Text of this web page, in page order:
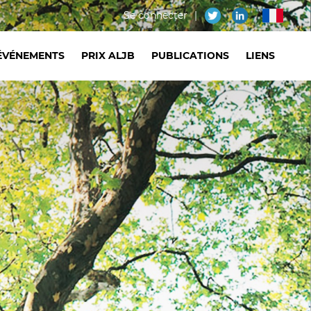
Menu
du
de
l'utilisateur
Se connecter
PRIX ALJB PUBLICATIONS LIENS